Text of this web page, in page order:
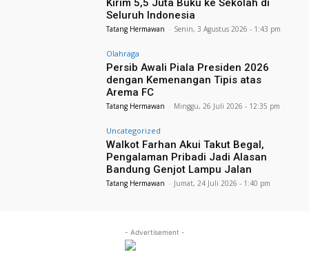
Kirim 5,5 Juta Buku ke Sekolah di
Seluruh Indonesia
Tatang Hermawan - Senin, 3 Agustus 2026 - 1:43 pm
Olahraga
Persib Awali Piala Presiden 2026
dengan Kemenangan Tipis atas
Arema FC
Tatang Hermawan - Minggu, 26 Juli 2026 - 12:35 pm
Uncategorized
Walkot Farhan Akui Takut Begal,
Pengalaman Pribadi Jadi Alasan
Bandung Genjot Lampu Jalan
Tatang Hermawan - Jumat, 24 Juli 2026 - 1:40 pm
- Advertisement -